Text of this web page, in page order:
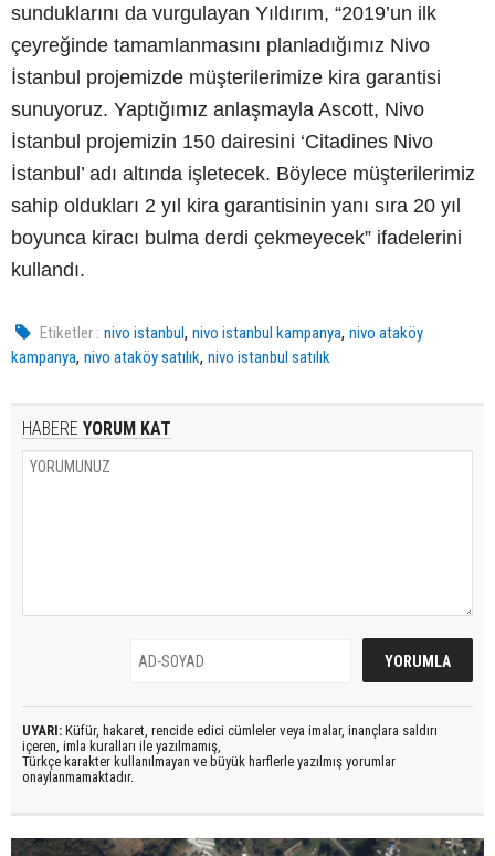
sunduklarını da vurgulayan Yıldırım, “2019’un ilk
çeyreğinde tamamlanmasını planladığımız Nivo
İstanbul projemizde müşterilerimize kira garantisi
sunuyoruz. Yaptığımız anlaşmayla Ascott, Nivo
İstanbul projemizin 150 dairesini ‘Citadines Nivo
İstanbul’ adı altında işletecek. Böylece müşterilerimiz
sahip oldukları 2 yıl kira garantisinin yanı sıra 20 yıl
boyunca kiracı bulma derdi çekmeyecek” ifadelerini
kullandı.
Etiketler : nivo istanbul,nivo istanbul kampanya,nivo ataköy
kampanya, nivo ataköy satılık, nivo istanbul satılık
HABERE YORUM KAT
UYARI: Küfür, hakaret, rencide edici cümleler veya imalar, inançlara saldırı
içeren, imla kuralları ile yazılmamış,
Türkçe karakter kullanılmayan ve büyük harflerle yazılmış yorumlar
onaylanmamaktadır.